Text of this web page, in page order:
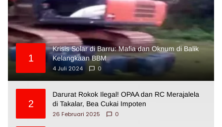
1
Krisis Solar di Barru: Mafia dan Oknum di Balik
Kelangkaan BBM
4 Juli 2024
0
2
Darurat Rokok Ilegal! OPAA dan RC Merajalela
di Takalar, Bea Cukai Impoten
26 Februari 2025
0